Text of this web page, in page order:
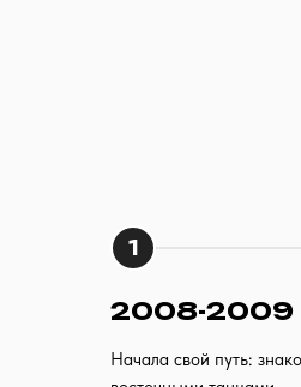
1
2008-2009
Начала свой путь: